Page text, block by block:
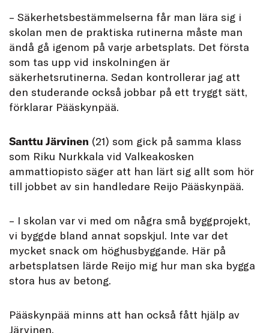
– Säkerhetsbestämmelserna får man lära sig i
skolan men de praktiska rutinerna måste man
ändå gå igenom på varje arbetsplats. Det första
som tas upp vid inskolningen är
säkerhetsrutinerna. Sedan kontrollerar jag att
den studerande också jobbar på ett tryggt sätt,
förklarar Pääskynpää.
Santtu Järvinen (21) som gick på samma klass
som Riku Nurkkala vid Valkeakosken
ammattiopisto säger att han lärt sig allt som hör
till jobbet av sin handledare Reijo Pääskynpää.
– I skolan var vi med om några små byggprojekt,
vi byggde bland annat sopskjul. Inte var det
mycket snack om höghusbyggande. Här på
arbetsplatsen lärde Reijo mig hur man ska bygga
stora hus av betong.
Pääskynpää minns att han också fått hjälp av
Järvinen.